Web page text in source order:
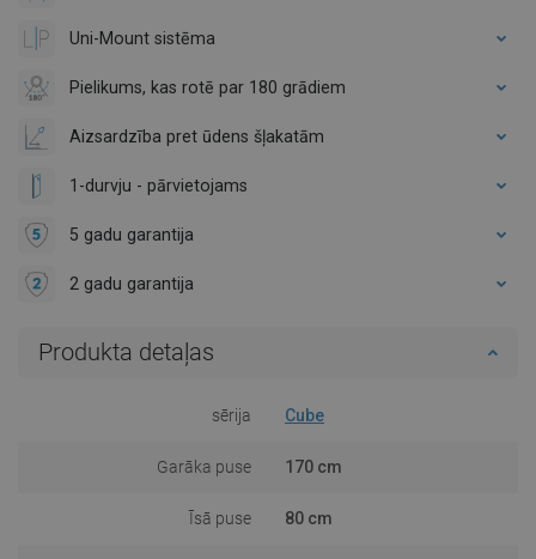
Uni-Mount sistēma
Pielikums, kas rotē par 180 grādiem
Aizsardzība pret ūdens šļakatām
1-durvju - pārvietojams
5 gadu garantija
2 gadu garantija
Produkta detaļas
sērija Cube
Garāka puse 170 cm
Īsā puse 80 cm